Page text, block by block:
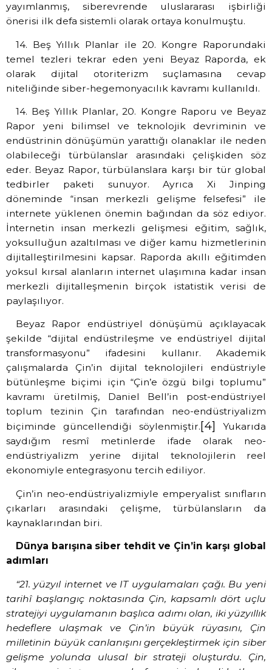
yayımlanmış, siberevrende uluslararası işbirliği
önerisi ilk defa sistemli olarak ortaya konulmuştu.
14. Beş Yıllık Planlar ile 20. Kongre Raporundaki
temel tezleri tekrar eden yeni Beyaz Raporda, ek
olarak dijital otoriterizm suçlamasına cevap
niteliğinde siber-hegemonyacılık kavramı kullanıldı.
14. Beş Yıllık Planlar, 20. Kongre Raporu ve Beyaz
Rapor yeni bilimsel ve teknolojik devriminin ve
endüstrinin dönüşümün yarattığı olanaklar ile neden
olabileceği türbülanslar arasındaki çelişkiden söz
eder. Beyaz Rapor, türbülanslara karşı bir tür global
tedbirler paketi sunuyor. Ayrıca Xi Jinping
döneminde “insan merkezli gelişme felsefesi” ile
internete yüklenen önemin bağından da söz ediyor.
İnternetin insan merkezli gelişmesi eğitim, sağlık,
yoksulluğun azaltılması ve diğer kamu hizmetlerinin
dijitalleştirilmesini kapsar. Raporda akıllı eğitimden
yoksul kırsal alanların internet ulaşımına kadar insan
merkezli dijitalleşmenin birçok istatistik verisi de
paylaşılıyor.
Beyaz Rapor endüstriyel dönüşümü açıklayacak
şekilde “dijital endüstrileşme ve endüstriyel dijital
transformasyonu” ifadesini kullanır. Akademik
çalışmalarda Çin’in dijital teknolojileri endüstriyle
bütünleşme biçimi için “Çin’e özgü bilgi toplumu”
kavramı üretilmiş, Daniel Bell’in post-endüstriyel
toplum tezinin Çin tarafından neo-endüstriyalizm
biçiminde güncellendiği söylenmiştir.[4] Yukarıda
saydığım resmî metinlerde ifade olarak neo-
endüstriyalizm yerine dijital teknolojilerin reel
ekonomiyle entegrasyonu tercih ediliyor.
Çin’in neo-endüstriyalizmiyle emperyalist sınıfların
çıkarları arasındaki çelişme, türbülansların da
kaynaklarından biri.
Dünya barışına siber tehdit ve Çin’in karşı global
adımları
“21. yüzyıl internet ve IT uygulamaları çağı. Bu yeni
tarihî başlangıç noktasında Çin, kapsamlı dört uçlu
stratejiyi uygulamanın başlıca adımı olan, iki yüzyıllık
hedeflere ulaşmak ve Çin’in büyük rüyasını, Çin
milletinin büyük canlanışını gerçekleştirmek için siber
gelişme yolunda ulusal bir strateji oluşturdu. Çin,